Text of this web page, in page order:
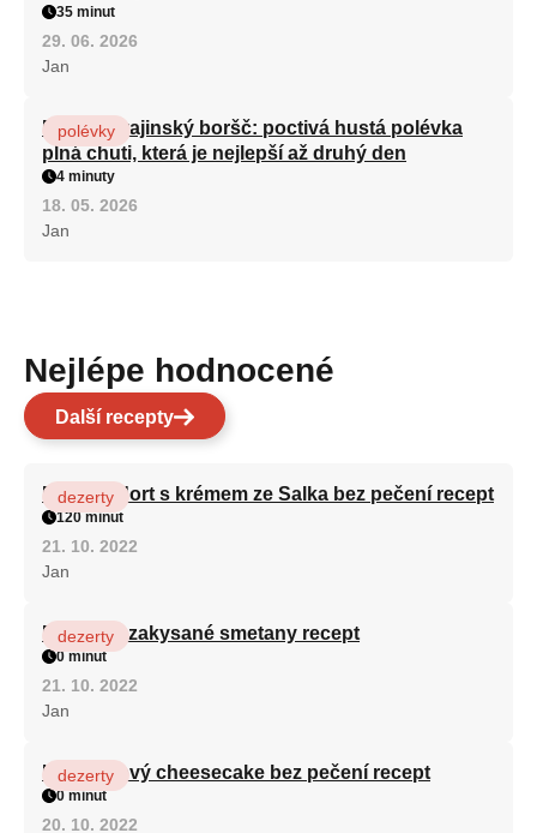
35 minut
29. 06. 2026
Jan
Pravý ukrajinský boršč: poctivá hustá polévka
plná chuti, která je nejlepší až druhý den
polévky
4 minuty
18. 05. 2026
Jan
Nejlépe hodnocené
Další recepty
Patrový dort s krémem ze Salka bez pečení recept
dezerty
120 minut
21. 10. 2022
Jan
Fánky ze zakysané smetany recept
dezerty
0 minut
21. 10. 2022
Jan
Karamelový cheesecake bez pečení recept
dezerty
0 minut
20. 10. 2022